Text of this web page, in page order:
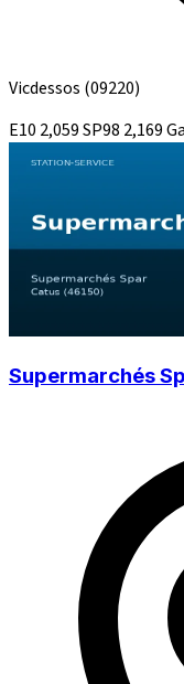
Vicdessos (09220)
E10 2,059SP98 2,169
Supermarchés